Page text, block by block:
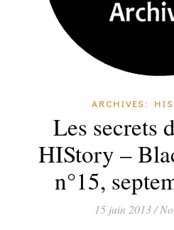
ARCHIVES:
Les secrets
HIStory –
n°15,
15 juin 2013 /